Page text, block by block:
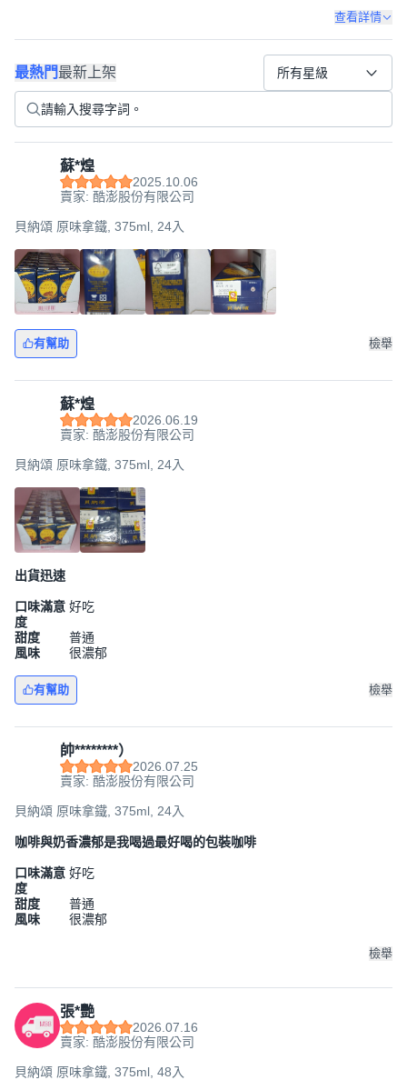
查看詳情
最熱門最新上架 所有星級
蘇*煌
2025.10.06
賣家: 酷澎股份有限公司
貝納頌 原味拿鐵, 375ml, 24入
有幫助 檢舉
蘇*煌
2026.06.19
賣家: 酷澎股份有限公司
貝納頌 原味拿鐵, 375ml, 24入
出貨迅速
口味滿意
度
好吃
甜度
普通
風味
很濃郁
有幫助 檢舉
帥********）
2026.07.25
賣家: 酷澎股份有限公司
貝納頌 原味拿鐵, 375ml, 24入
咖啡與奶香濃郁是我喝過最好喝的包裝咖啡
口味滿意
度
好吃
甜度
普通
風味
很濃郁
檢舉
張*艷
2026.07.16
賣家: 酷澎股份有限公司
貝納頌 原味拿鐵, 375ml, 48入